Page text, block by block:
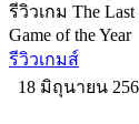
รีวิวเกม The
Game of the Year
รีวิวเกมส์
18 มิถุนายน